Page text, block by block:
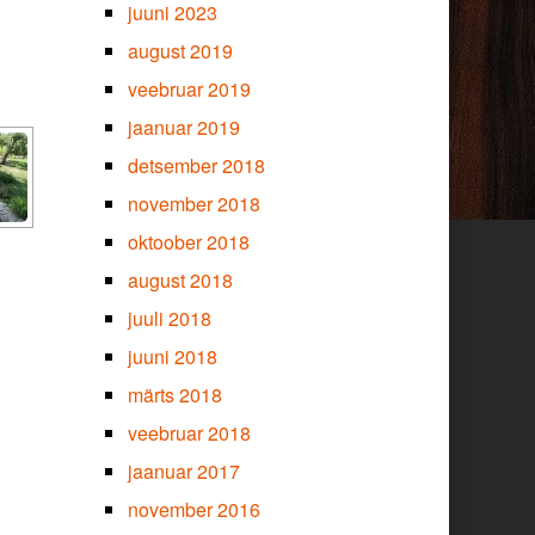
juuni 2023
august 2019
veebruar 2019
jaanuar 2019
detsember 2018
november 2018
oktoober 2018
august 2018
juuli 2018
juuni 2018
märts 2018
veebruar 2018
jaanuar 2017
november 2016